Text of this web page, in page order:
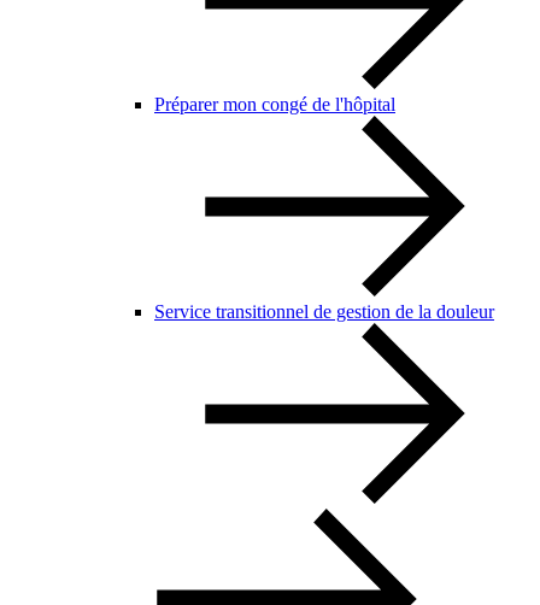
Préparer mon congé de l'hôpital
Service transitionnel de gestion de la douleur